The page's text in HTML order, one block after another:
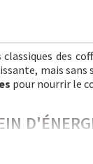
classiques des
mais sans
pour nourrir le